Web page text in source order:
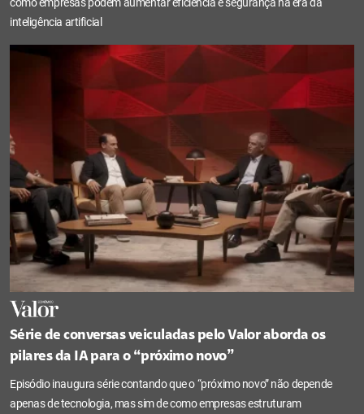
inteligência artificial
Série de conversas veiculadas pelo Valor aborda os
pilares da IA para o “próximo novo”
Episódio inaugura série contando que o “próximo novo” não depende
apenas de tecnologia, mas sim de como empresas estruturam